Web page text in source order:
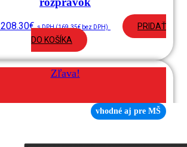
208.30€ s DPH (169.35€ bez DPH)
PRIDAŤ
DO KOŠÍKA
Zľava!
vhodné aj pre MŠ